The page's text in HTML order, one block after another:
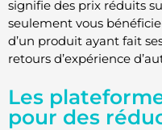
signifie des prix réduits
seulement vous
d’un produit ayant fait
retours d’expérience
Les
pour des